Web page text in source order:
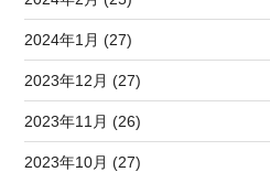
2024年1月 (27)
2023年12月 (27)
2023年11月 (26)
2023年10月 (27)